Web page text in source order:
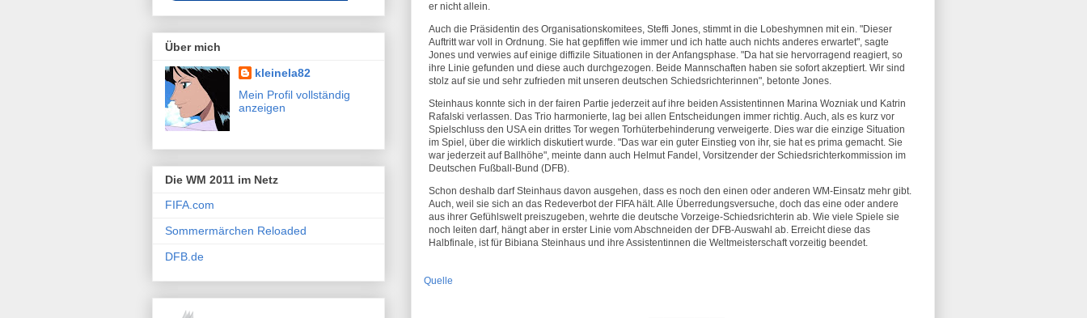
er nicht allein.
Auch die Präsidentin des Organisationskomitees, Steffi Jones, stimmt in die Lobeshymnen mit ein. "Dieser
Auftritt war voll in Ordnung. Sie hat gepfiffen wie immer und ich hatte auch nichts anderes erwartet", sagte
Jones und verwies auf einige diffizile Situationen in der Anfangsphase. "Da hat sie hervorragend reagiert, so
ihre Linie gefunden und diese auch durchgezogen. Beide Mannschaften haben sie sofort akzeptiert. Wir sind
stolz auf sie und sehr zufrieden mit unseren deutschen Schiedsrichterinnen", betonte Jones.
Steinhaus konnte sich in der fairen Partie jederzeit auf ihre beiden Assistentinnen Marina Wozniak und Katrin
Rafalski verlassen. Das Trio harmonierte, lag bei allen Entscheidungen immer richtig. Auch, als es kurz vor
Spielschluss den USA ein drittes Tor wegen Torhüterbehinderung verweigerte. Dies war die einzige Situation
im Spiel, über die wirklich diskutiert wurde. "Das war ein guter Einstieg von ihr, sie hat es prima gemacht. Sie
war jederzeit auf Ballhöhe", meinte dann auch Helmut Fandel, Vorsitzender der Schiedsrichterkommission im
Deutschen Fußball-Bund (DFB).
Schon deshalb darf Steinhaus davon ausgehen, dass es noch den einen oder anderen WM-Einsatz mehr gibt.
Auch, weil sie sich an das Redeverbot der FIFA hält. Alle Überredungsversuche, doch das eine oder andere
aus ihrer Gefühlswelt preiszugeben, wehrte die deutsche Vorzeige-Schiedsrichterin ab. Wie viele Spiele sie
noch leiten darf, hängt aber in erster Linie vom Abschneiden der DFB-Auswahl ab. Erreicht diese das
Halbfinale, ist für Bibiana Steinhaus und ihre Assistentinnen die Weltmeisterschaft vorzeitig beendet.
Quelle
Über mich
kleinela82
Mein Profil vollständig
anzeigen
Die WM 2011 im Netz
FIFA.com
Sommermärchen Reloaded
DFB.de